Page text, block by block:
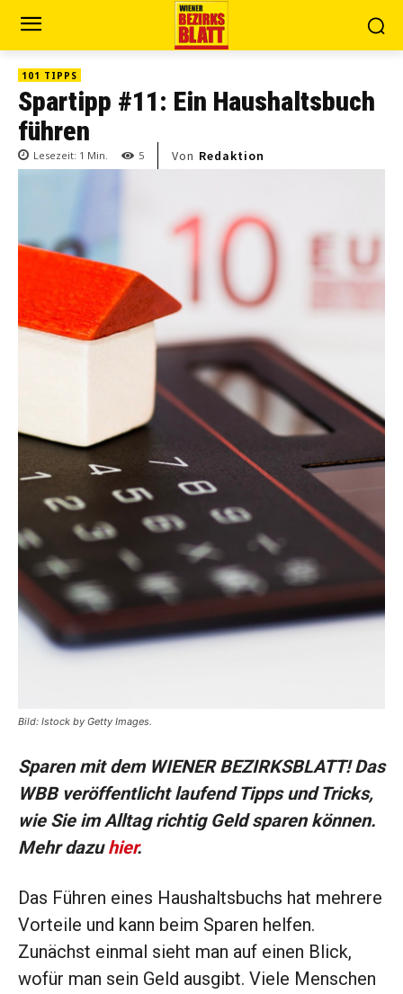
101 TIPPS
Spartipp #11: Ein Haushaltsbuch
führen
Lesezeit: 1 Min. 5 Von Redaktion
Bild: Istock by Getty Images.
Sparen mit dem WIENER BEZIRKSBLATT! Das
WBB veröffentlicht laufend Tipps und Tricks,
wie Sie im Alltag richtig Geld sparen können.
Mehr dazuhier.
Das Führen eines Haushaltsbuchs hat mehrere
Vorteile und kann beim Sparen helfen.
Zunächst einmal sieht man auf einen Blick,
wofür man sein Geld ausgibt. Viele Menschen